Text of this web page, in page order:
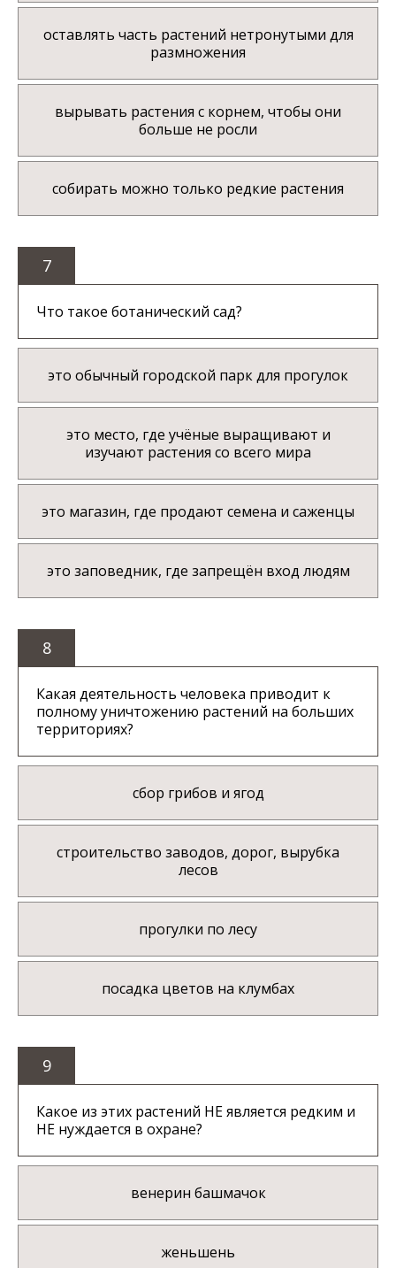
оставлять часть растений нетронутыми для
размножения
вырывать растения с корнем, чтобы они
больше не росли
собирать можно только редкие растения
7
Что такое ботанический сад?
это обычный городской парк для прогулок
это место, где учёные выращивают и
изучают растения со всего мира
это магазин, где продают семена и саженцы
это заповедник, где запрещён вход людям
8
Какая деятельность человека приводит к
полному уничтожению растений на больших
территориях?
сбор грибов и ягод
строительство заводов, дорог, вырубка
лесов
прогулки по лесу
посадка цветов на клумбах
9
Какое из этих растений НЕ является редким и
НЕ нуждается в охране?
венерин башмачок
женьшень